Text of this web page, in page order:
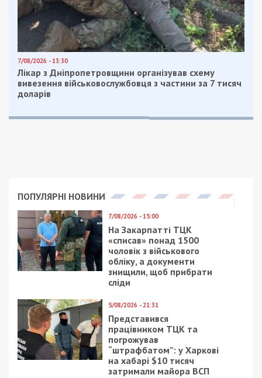
7/08/2026 - 13:30
Лікар з Дніпропетровщини організував схему
вивезення військовослужбовця з частини за 7 тисяч
доларів
ПОПУЛЯРНІ НОВИНИ
7/08/2026 - 15:00
На Закарпатті ТЦК
«списав» понад 1500
чоловік з військового
обліку, а документи
знищили, щоб прибрати
сліди
5/08/2026 - 21:31
Представився
працівником ТЦК та
погрожував
“штрафбатом”: у Харкові
на хабарі $10 тисяч
затримали майора ВСП